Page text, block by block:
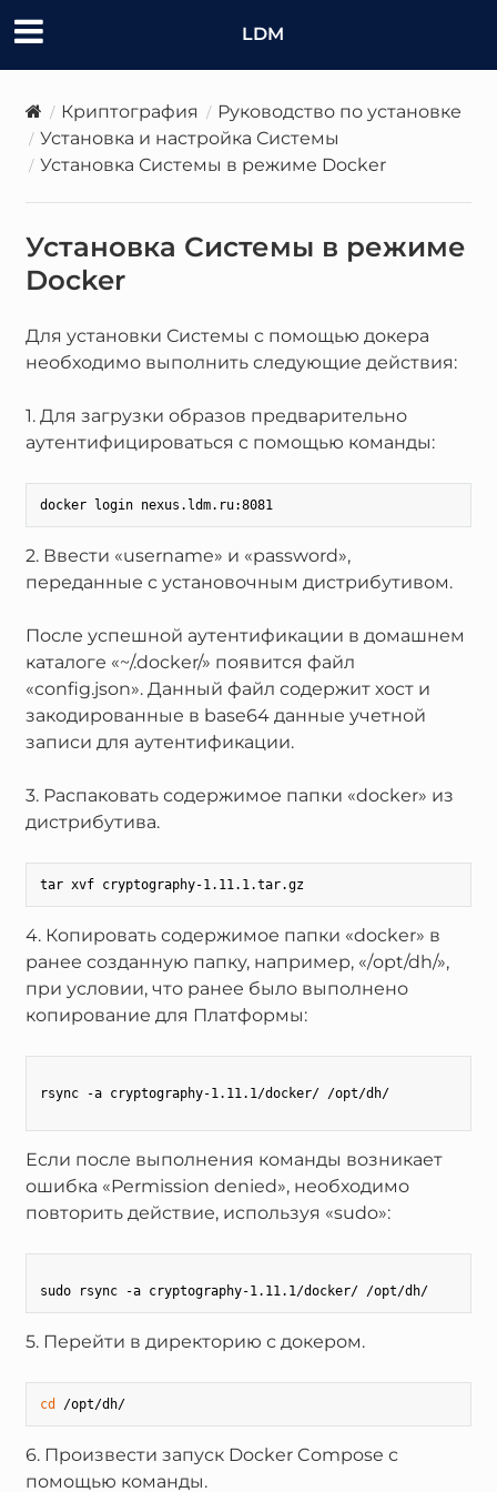
LDM
Криптография
Руководство по установке
Установка и настройка Системы
Установка Системы в режиме Docker
Установка Системы в режиме
Docker
Для установки Системы с помощью докера
необходимо выполнить следующие действия:
1. Для загрузки образов предварительно
аутентифицироваться c помощью команды:
2. Ввести «username» и «password»,
переданные с установочным дистрибутивом.
После успешной аутентификации в домашнем
каталоге «~/.docker/» появится файл
«config.json». Данный файл содержит хост и
закодированные в base64 данные учетной
записи для аутентификации.
3. Распаковать содержимое папки «docker» из
дистрибутива.
tar xvf cryptography-1.11.1.tar.gz
4. Копировать содержимое папки «docker» в
ранее созданную папку, например, «/opt/dh/»,
при условии, что ранее было выполнено
копирование для Платформы:
rsync -a cryptography-1.11.1/docker/ /opt/dh/
Если после выполнения команды возникает
ошибка «Permission denied», необходимо
повторить действие, используя «sudo»:
sudo rsync -a cryptography-1.11.1/docker/ /opt/dh/
5. Перейти в директорию с докером.
cd /opt/dh/
6. Произвести запуск Docker Compose с
помощью команды.